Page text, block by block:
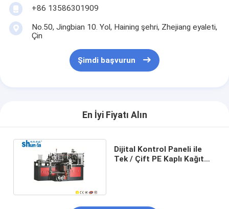
+86 13586301909
No.50, Jingbian 10. Yol, Haining şehri, Zhejiang eyaleti,
Çin
Şimdi başvurun
En İyi Fiyatı Alın
Dijital Kontrol Paneli ile
Tek / Çift PE Kaplı Kağıt